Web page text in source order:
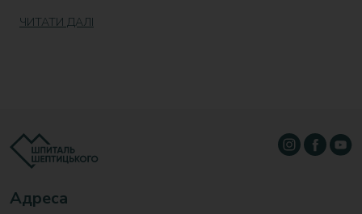
ЧИТАТИ ДАЛІ
Адреса